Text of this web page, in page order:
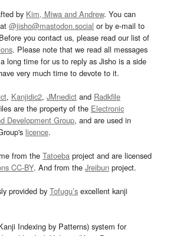
by Kim, Miwa and Andrew. You can
@jisho@mastodon.social or by e-mail to
you contact us, please read our list of
. Please note that we read all messages
long time for us to reply as Jisho is a side
very much time to devote to it.
, Kanjidic2, JMnedict and Radkfile
are the property of the Electronic
Development Group, and are used in
licence.
from the Tatoeba project and are licensed
CC-BY. And from the Jreibun project.
provided by Tofugu’s excellent kanji
Indexing by Patterns) system for